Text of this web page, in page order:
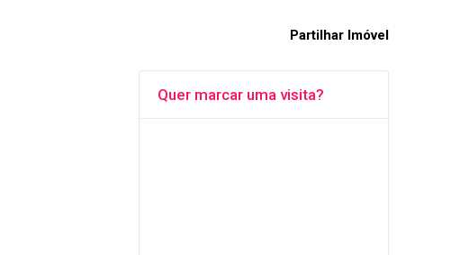
Partilhar Imóvel
Quer marcar uma visita?